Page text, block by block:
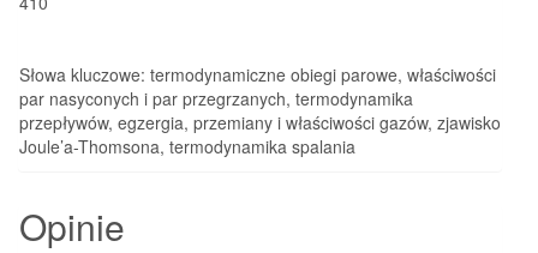
Słowa kluczowe: termodynamiczne obiegi parowe, właściwości
par nasyconych i par przegrzanych, termodynamika
przepływów, egzergia, przemiany i właściwości gazów, zjawisko
Joule’a-Thomsona, termodynamika spalania
Opinie